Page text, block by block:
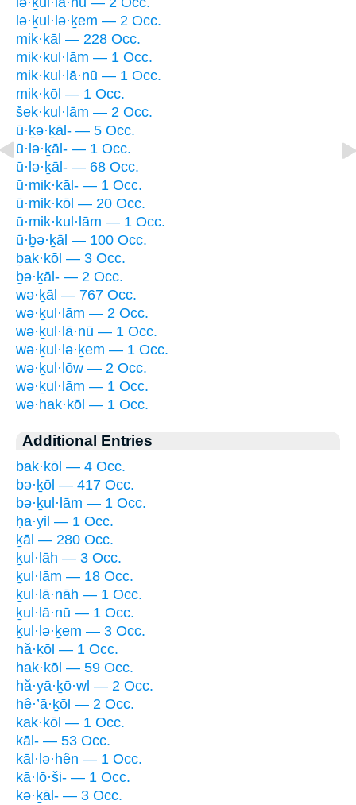
lə·ḵul·lə·ḵem — 2 Occ.
mik·kāl — 228 Occ.
mik·kul·lām — 1 Occ.
mik·kul·lā·nū — 1 Occ.
mik·kōl — 1 Occ.
šek·kul·lām — 2 Occ.
ū·ḵə·ḵāl- — 5 Occ.
ū·lə·ḵāl- — 1 Occ.
ū·lə·ḵāl- — 68 Occ.
ū·mik·kāl- — 1 Occ.
ū·mik·kōl — 20 Occ.
ū·mik·kul·lām — 1 Occ.
ū·ḇə·ḵāl — 100 Occ.
ḇak·kōl — 3 Occ.
ḇə·ḵāl- — 2 Occ.
wə·ḵāl — 767 Occ.
wə·ḵul·lām — 2 Occ.
wə·ḵul·lā·nū — 1 Occ.
wə·ḵul·lə·ḵem — 1 Occ.
wə·ḵul·lōw — 2 Occ.
wə·ḵul·lām — 1 Occ.
wə·hak·kōl — 1 Occ.
Additional Entries
bak·kōl — 4 Occ.
bə·ḵōl — 417 Occ.
bə·ḵul·lām — 1 Occ.
ḥa·yil — 1 Occ.
ḵāl — 280 Occ.
ḵul·lāh — 3 Occ.
ḵul·lām — 18 Occ.
ḵul·lā·nāh — 1 Occ.
ḵul·lā·nū — 1 Occ.
ḵul·lə·ḵem — 3 Occ.
hă·ḵōl — 1 Occ.
hak·kōl — 59 Occ.
hă·yā·ḵō·wl — 2 Occ.
hê·’ā·ḵōl — 2 Occ.
kak·kōl — 1 Occ.
kāl- — 53 Occ.
kāl·lə·hên — 1 Occ.
kā·lō·ši- — 1 Occ.
kə·ḵāl- — 3 Occ.